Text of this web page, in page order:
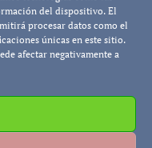
del dispositivo. El
procesar datos como el
únicas en este sitio.
afectar negativamente a